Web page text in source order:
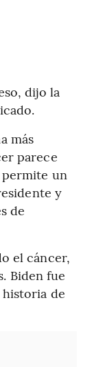
dijo la
más
parece
permite un
y
de
el cáncer,
Biden fue
de